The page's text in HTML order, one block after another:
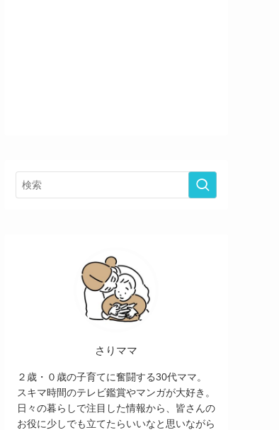
さりママ
２歳・０歳の子育てに奮闘する30代ママ。
スキマ時間のテレビ鑑賞やマンガが大好き。
日々の暮らしで注目した情報から、皆さんの
お役に少しでも立てたらいいなと思いながら